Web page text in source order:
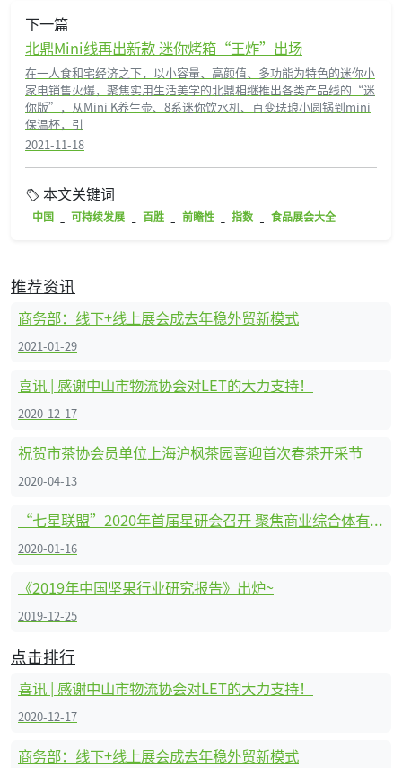
下一篇
北鼎Mini线再出新款 迷你烤箱“王炸”出场
在一人食和宅经济之下，以小容量、高颜值、多功能为特色的迷你小
家电销售火爆，聚焦实用生活美学的北鼎相继推出各类产品线的“迷
你版”，从Mini K养生壶、8系迷你饮水机、百变珐琅小圆锅到mini
保温杯，引
2021-11-18
本文关键词
中国 可持续发展 百胜 前瞻性 指数 食品展会大全
推荐资讯
商务部：线下+线上展会成去年稳外贸新模式
2021-01-29
喜讯 | 感谢中山市物流协会对LET的大力支持！
2020-12-17
祝贺市茶协会员单位上海沪枫茶园喜迎首次春茶开采节
2020-04-13
“七星联盟”2020年首届星研会召开 聚焦商业综合体有害生物防治
2020-01-16
《2019年中国坚果行业研究报告》出炉~
2019-12-25
点击排行
喜讯 | 感谢中山市物流协会对LET的大力支持！
2020-12-17
商务部：线下+线上展会成去年稳外贸新模式